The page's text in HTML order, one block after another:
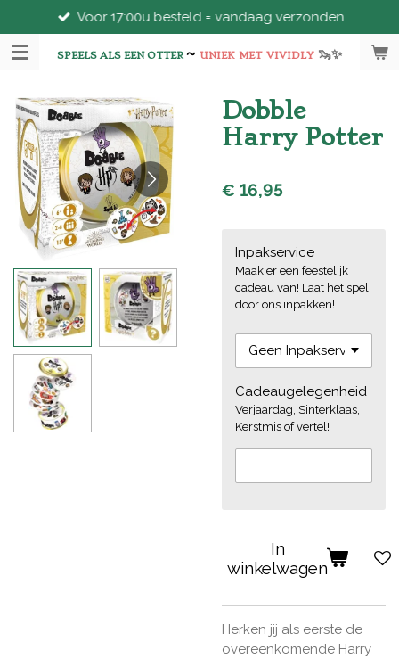
direct
naar
hoofdinhoud
SPEELS ALS EEN OTTER~ UNIEK MET VIVIDLY 🦦✨
Voor 17:00u besteld = vandaag verzonden
Dobble
Harry Potter
€ 16,95
Inpakservice
Maak er een feestelijk
cadeau van! Laat het spel
door ons inpakken!
Cadeaugelegenheid
Verjaardag, Sinterklaas,
Kerstmis of vertel!
In
winkelwagen
Herken jij als eerste de
overeenkomende Harry